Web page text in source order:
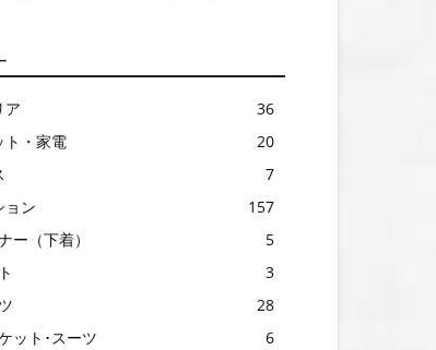
ア
36
ト・家電
20
7
ョン
157
ー（下着）
5
3
28
ット･スーツ
6